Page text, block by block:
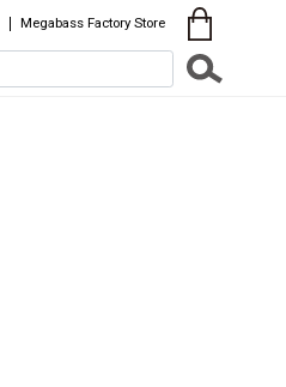
Megabass Factory Store